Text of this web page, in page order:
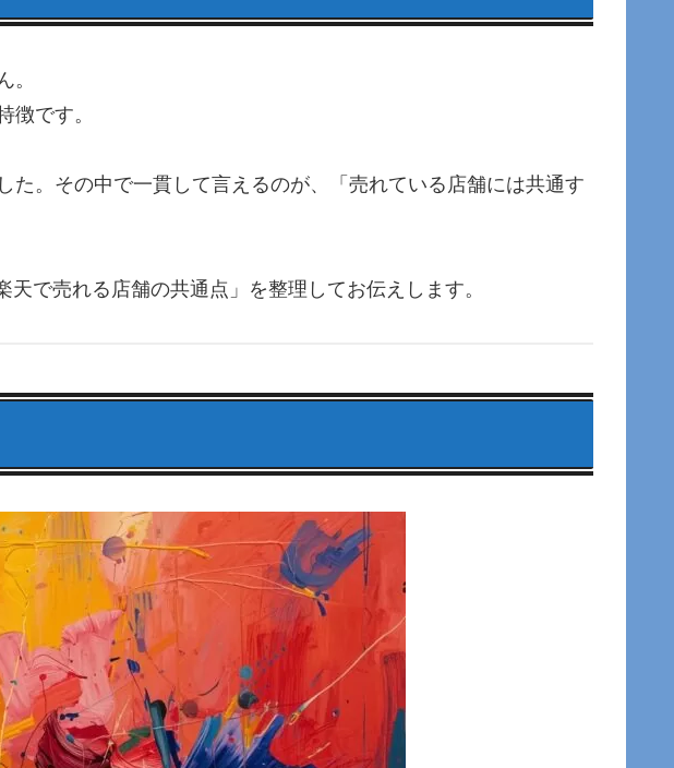
。
徴です。
。その中で一貫して言えるのが、「売れている店舗には共通す
天で売れる店舗の共通点」を整理してお伝えします。